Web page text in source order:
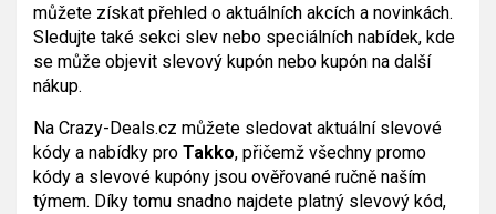
můžete získat přehled o aktuálních akcích a novinkách.
Sledujte také sekci slev nebo speciálních nabídek, kde
se může objevit slevový kupón nebo kupón na další
nákup.
Na Crazy-Deals.cz můžete sledovat aktuální slevové
kódy a nabídky pro Takko, přičemž všechny promo
kódy a slevové kupóny jsou ověřované ručně naším
týmem. Díky tomu snadno najdete platný slevový kód,